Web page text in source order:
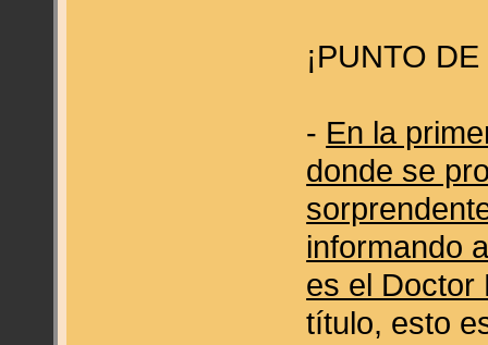
¡PUNTO
- En la
donde se
informando
es el Doctor
título, esto